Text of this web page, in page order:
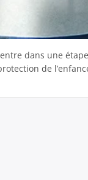
dans une
de